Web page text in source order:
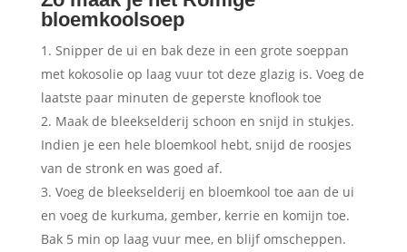
bloemkoolsoep
Snipper de ui en bak deze in een grote soeppan
met kokosolie op laag vuur tot deze glazig is. Voeg de
laatste paar minuten de geperste knoflook toe
Maak de bleekselderij schoon en snijd in stukjes.
Indien je een hele bloemkool hebt, snijd de roosjes
van de stronk en was goed af.
Voeg de bleekselderij en bloemkool toe aan de ui
en voeg de kurkuma, gember, kerrie en komijn toe.
Bak 5 min op laag vuur mee, en blijf omscheppen.